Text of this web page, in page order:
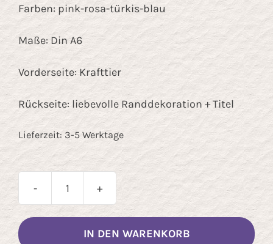
Farben: pink-rosa-türkis-blau
Maße: Din A6
Vorderseite: Krafttier
Rückseite: liebevolle Randdekoration + Titel
Lieferzeit: 3-5 Werktage
"Krafttier
Flamingo"
IN DEN WARENKORB